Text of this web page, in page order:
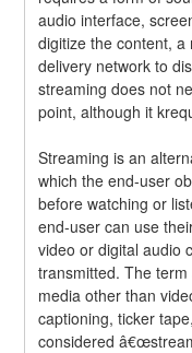
audio interface,
digitize the content,
delivery network to
streaming does not
point, although it
Streaming is an
which the end-user
before watching or
end-user can use
video or digital audio
transmitted. The
media other than
captioning, ticker
considered